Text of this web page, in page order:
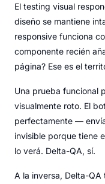
El testing visual
diseño se mantiene
responsive funciona
componente recién
página? Ese es el
Una prueba funcional
visualmente roto. El
perfectamente —
invisible porque tiene
lo verá. Delta-QA, sí.
A la inversa, Delta-